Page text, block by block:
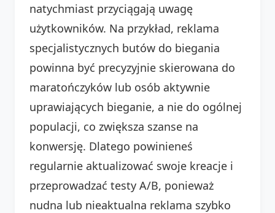
natychmiast przyciągają uwagę
użytkowników. Na przykład, reklama
specjalistycznych butów do biegania
powinna być precyzyjnie skierowana do
maratończyków lub osób aktywnie
uprawiających bieganie, a nie do ogólnej
populacji, co zwiększa szanse na
konwersję. Dlatego powinieneś
regularnie aktualizować swoje kreacje i
przeprowadzać testy A/B, ponieważ
nudna lub nieaktualna reklama szybko